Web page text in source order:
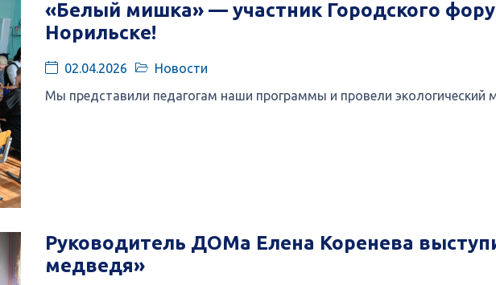
«Белый мишка» — участник Городского
Норильске!
02.04.2026
Новости
Мы представили педагогам наши программы и провели экологический
Руководитель ДОМа Елена Коренева
медведя»